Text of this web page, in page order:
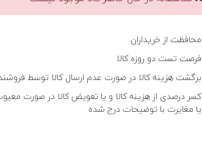
محافظت از خریداران
فرصت تست دو روزه کالا
برگشت هزینه کالا در صورت عدم ارسال کالا توسط
کسر درصدی از هزینه کالا و یا تعویض کالا در صورت
یا مغایرت با توضیحات درج شده